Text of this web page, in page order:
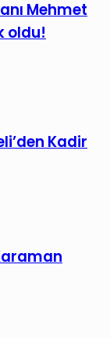
Mehmet
oldu!
Kadir